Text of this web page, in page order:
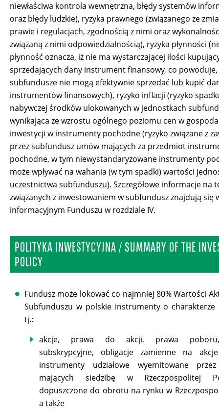
niewłaściwa kontrola wewnętrzna, błędy systemów
oraz błędy ludzkie), ryzyka prawnego (związanego ze
prawie i regulacjach, zgodnością z nimi oraz
związaną z nimi odpowiedzialnością), ryzyka płynności
płynność oznacza, iż nie ma wystarczającej ilości
sprzedających dany instrument finansowy, co powoduje,
subfundusze nie mogą efektywnie sprzedać lub kupić
instrumentów finansowych), ryzyko inflacji (ryzyko
nabywczej środków ulokowanych w jednostkach
wynikająca ze wzrostu ogólnego poziomu cen w
inwestycji w instrumenty pochodne (ryzyko związane z
przez subfundusz umów mających za przedmiot
pochodne, w tym niewystandaryzowane instrumenty
może wpływać na wahania (w tym spadki) wartości
uczestnictwa subfunduszu). Szczegółowe informacje na
związanych z inwestowaniem w subfundusz znajdują się
informacyjnym Funduszu w rozdziale IV.
POLITYKA INWESTYCYJNA / SUMMARY OF THE
POLICY
Fundusz może lokować co najmniej 80% Wartości
Subfunduszu w polskie instrumenty o charakterze
tj.:
akcje, prawa do akcji, prawa
subskrypcyjne, obligacje zamienne na
instrumenty udziałowe wyemitowane
mających siedzibę w Rzeczpospolitej
dopuszczone do obrotu na rynku w
a także